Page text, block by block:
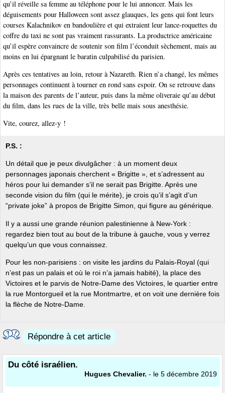
qu’il réveille sa femme au téléphone pour le lui annoncer. Mais les
déguisements pour Halloween sont assez glauques, les gens qui font leurs
courses Kalachnikov en bandoulière et qui extraient leur lance-roquettes du
coffre du taxi ne sont pas vraiment rassurants. La productrice américaine
qu’il espère convaincre de soutenir son film l’éconduit sèchement, mais au
moins en lui épargnant le baratin culpabilisé du parisien.
Après ces tentatives au loin, retour à Nazareth. Rien n’a changé, les mêmes
personnages continuent à tourner en rond sans espoir. On se retrouve dans
la maison des parents de l’auteur, puis dans la même oliveraie qu’au début
du film, dans les rues de la ville, très belle mais sous anesthésie.
Vite, courez, allez-y !
P.S. :
Un détail que je peux divulgâcher : à un moment deux
personnages japonais cherchent « Brigitte », et s’adressent au
héros pour lui demander s’il ne serait pas Brigitte. Après une
seconde vision du film (qui le mérite), je crois qu’il s’agit d’un
“private joke” à propos de Brigitte Simon, qui figure au générique.
Il y a aussi une grande réunion palestinienne à New-York :
regardez bien tout au bout de la tribune à gauche, vous y verrez
quelqu’un que vous connaissez.
Pour les non-parisiens : on visite les jardins du Palais-Royal (qui
n’est pas un palais et où le roi n’a jamais habité), la place des
Victoires et le parvis de Notre-Dame des Victoires, le quartier entre
la rue Montorgueil et la rue Montmartre, et on voit une dernière fois
la flèche de Notre-Dame.
Répondre à cet article
Du côté israélien.
Hugues Chevalier. - le 5 décembre 2019